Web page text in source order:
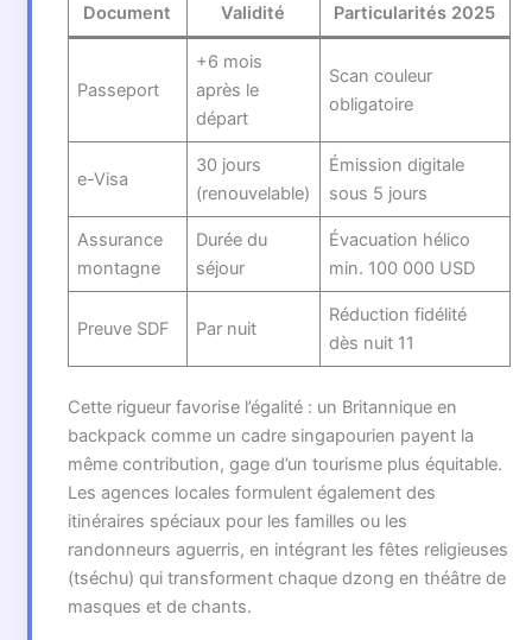
Document Validité Particularités 2025
Passeport
+6 mois
après le
départ
Scan couleur
obligatoire
e-Visa
30 jours
(renouvelable)
Émission digitale
sous 5 jours
Assurance
montagne
Durée du
séjour
Évacuation hélico
min. 100 000 USD
Preuve SDF Par nuit
Réduction fidélité
dès nuit 11
Cette rigueur favorise l’égalité : un Britannique en
backpack comme un cadre singapourien payent la
même contribution, gage d’un tourisme plus équitable.
Les agences locales formulent également des
itinéraires spéciaux pour les familles ou les
randonneurs aguerris, en intégrant les fêtes religieuses
(tséchu) qui transforment chaque dzong en théâtre de
masques et de chants.